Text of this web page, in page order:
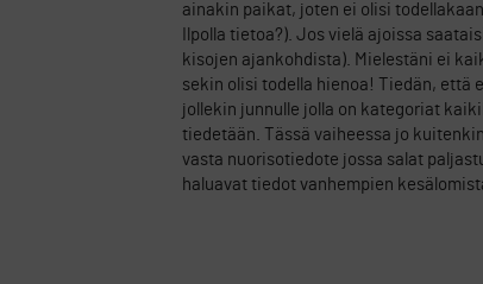
ainakin paikat, joten ei olisi
Ilpolla tietoa?). Jos vielä ajoissa
kisojen ajankohdista). Mielestäni ei
sekin olisi todella hienoa! Tiedän, että
jollekin junnulle jolla on kategoriat
tiedetään. Tässä vaiheessa jo
vasta nuorisotiedote jossa salat
haluavat tiedot vanhempien